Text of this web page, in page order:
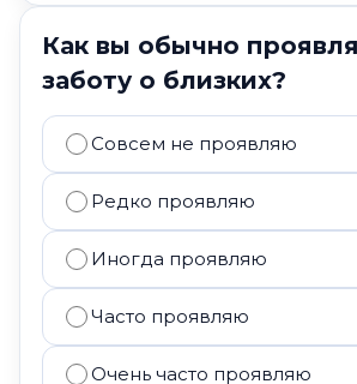
Как вы обычно
заботу о близких?
Совсем не проявляю
Редко проявляю
Иногда проявляю
Часто проявляю
Очень часто проявляю